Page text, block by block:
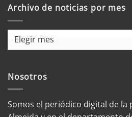
Archivo de noticias por mes
Archivo
mes
Nosotros
Somos el periódico digital de la